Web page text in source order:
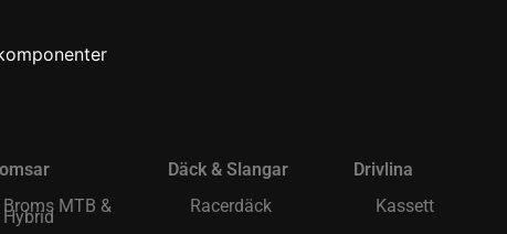
Broms MTB &
Hybrid
Däck & Slangar
Racerdäck
Drivlina
Kassett